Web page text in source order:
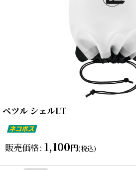
ペツル シェルLT
販売価格: 1,100円(税込)